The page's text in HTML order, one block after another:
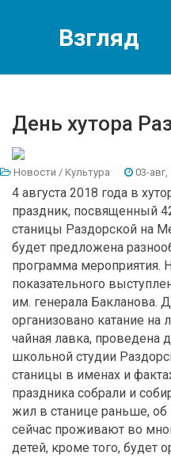
Взгляд
День хутора
Новости / Культура 03-авг,
4 августа 2018 года в
праздник, посвященный
станицы Раздорской на
будет предложена
программа мероприятия.
показательного
им. генерала Бакланова.
организовано катание на
чайная лавка, проведена
школьной студии
станицы в именах и
праздника собрали и
жил в станице раньше, об
сейчас проживают во
детей, кроме того, будет